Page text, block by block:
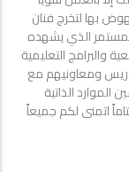
بها لتخرج فنان
الذي يشهده
والبرامج التعليمية
ومعاونيهم مع
الموارد الذاتية
اتمنى لكم جميعاً